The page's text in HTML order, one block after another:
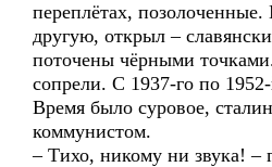
переплётах,
другую, открыл –
поточены чёрными
сопрели. С 1937-го по
Время было суровое,
коммунистом.
– Тихо, никому ни звука! –